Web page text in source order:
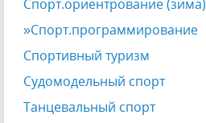
Спорт.ориентрование (зима)
»Спорт.программирование
Спортивный туризм
Судомодельный спорт
Танцевальный спорт